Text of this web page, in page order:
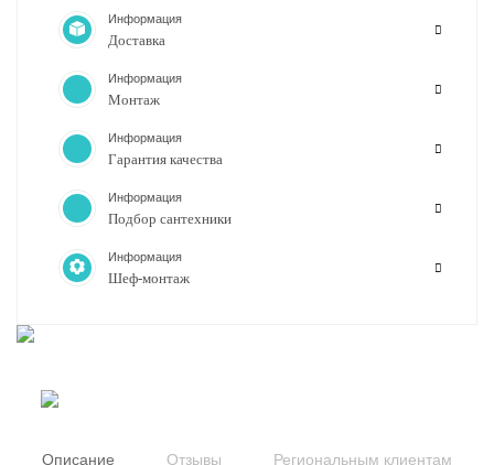
Информация
Доставка
Информация
Монтаж
Информация
Гарантия качества
Информация
Подбор сантехники
Информация
Шеф-монтаж
Описание Отзывы Региональным клиентам